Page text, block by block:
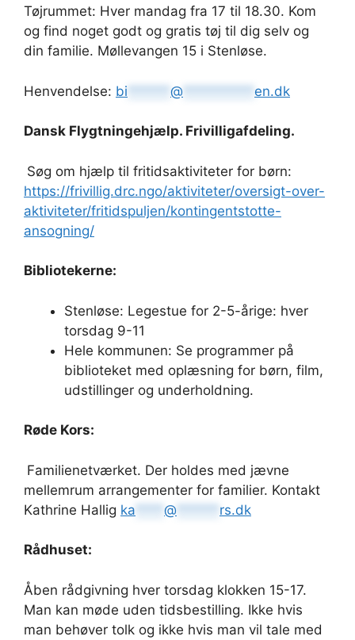
Tøjrummet: Hver mandag fra 17 til 18.30. Kom
og find noget godt og gratis tøj til dig selv og
din familie. Møllevangen 15 i Stenløse.
Henvendelse: bi @ en.dk
Dansk Flygtningehjælp. Frivilligafdeling.
Søg om hjælp til fritidsaktiviteter for børn:
https://frivillig.drc.ngo/aktiviteter/oversigt-over-
aktiviteter/fritidspuljen/kontingentstotte-
ansogning/
Bibliotekerne:
Stenløse: Legestue for 2-5-årige: hver
torsdag 9-11
Hele kommunen: Se programmer på
biblioteket med oplæsning for børn, film,
udstillinger og underholdning.
Røde Kors:
Familienetværket. Der holdes med jævne
mellemrum arrangementer for familier. Kontakt
Kathrine Hallig ka @ rs.dk
Rådhuset:
Åben rådgivning hver torsdag klokken 15-17.
Man kan møde uden tidsbestilling. Ikke hvis
man behøver tolk og ikke hvis man vil tale med